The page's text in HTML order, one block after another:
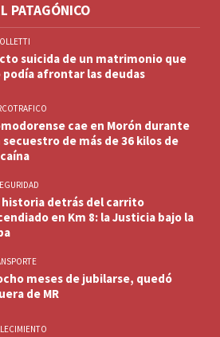
PATAGÓNICO
suicida de un matrimonio que
podía afrontar las deudas
cae en Morón durante
secuestro de más de 36 kilos de
historia detrás del carrito
en Km 8: la Justicia bajo la
meses de jubilarse, quedó
de MR